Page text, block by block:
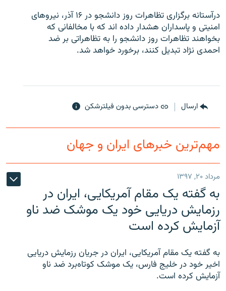
درآستانه برگزارى تظاهرات روز دانشجو در ۱۶ آذر، نيروهاى
امنيتى و پاسداران هشدار داده اند كه با مخالفانى كه
بخواهند تظاهرات روز دانشجو را به تظاهراتى بر ضد
احمدى نژاد تبديل كنند، برخورد خواهد شد.
ارسال دسترسی بدون فیلترشکن
مهم‌ترین خبرهای ایران و جهان
مرداد ۲۰, ۱۳۹۷
به گفته یک مقام آمریکایی، ایران در
رزمایش دریایی خود یک موشک ضد ناو
آزمایش کرده است
به گفته یک مقام آمریکایی، ایران در جریان رزمایش دریایی
اخیر خود در خلیج فارس، یک موشک کوتاه‌برد ضد ناو
آزمایش کرده است.